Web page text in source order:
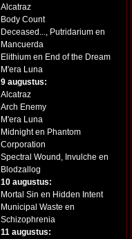
Alcatraz
Body Count
Deceased..., Putridarium en
Mancuerda
Elithium en End of the Dream
M'era Luna
9 augustus:
Alcatraz
Arch Enemy
M'era Luna
Midnight en Phantom
Corporation
Spectral Wound, Invulche en
Blodzallog
10 augustus:
Mortal Sin en Hidden Intent
Municipal Waste en
Schizophrenia
11 augustus: